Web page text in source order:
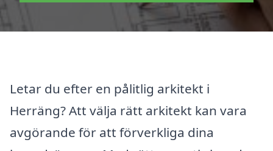
Letar du efter en pålitlig arkitekt i
Herräng? Att välja rätt arkitekt kan vara
avgörande för att förverkliga dina